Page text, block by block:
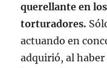
querellante en
torturadores.
actuando en
adquirió, al